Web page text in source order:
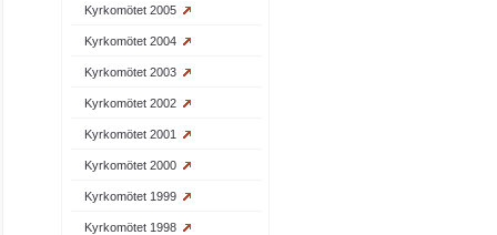
Kyrkomötet 2005
Kyrkomötet 2004
Kyrkomötet 2003
Kyrkomötet 2002
Kyrkomötet 2001
Kyrkomötet 2000
Kyrkomötet 1999
Kyrkomötet 1998